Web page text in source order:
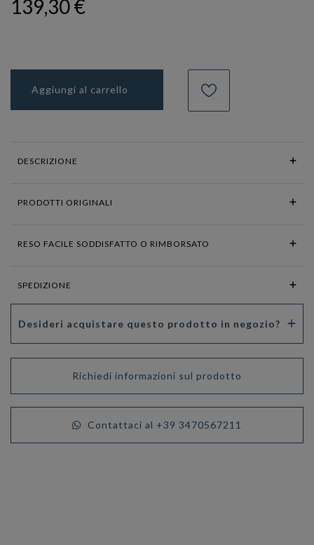
139,30 €
Aggiungi al carrello
DESCRIZIONE
PRODOTTI ORIGINALI
RESO FACILE SODDISFATTO O RIMBORSATO
SPEDIZIONE
Desideri acquistare questo prodotto in negozio?
Richiedi informazioni sul prodotto
Contattaci al +39 3470567211